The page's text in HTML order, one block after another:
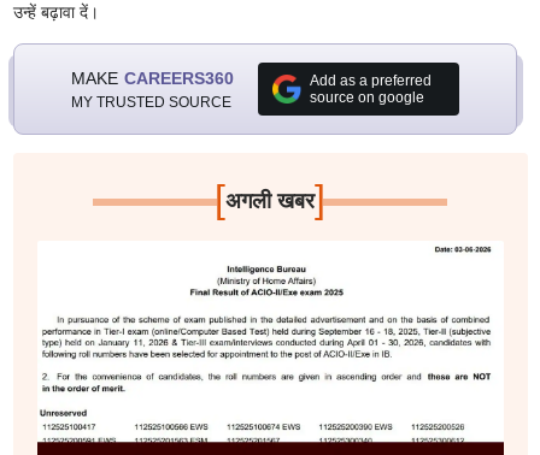
उन्हें बढ़ावा दें।
MAKE CAREERS360
MY TRUSTED SOURCE
Add as a preferred
source on google
[अगली खबर]